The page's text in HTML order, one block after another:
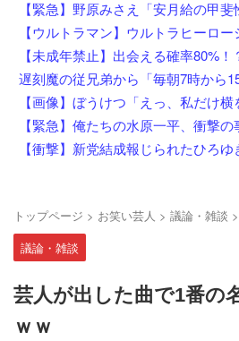
【未成年禁止】出会える確率80%
トップページ > お笑い芸人 > 議論・雑談 >
議論・雑談
芸人が出した曲で1番の
ｗｗ